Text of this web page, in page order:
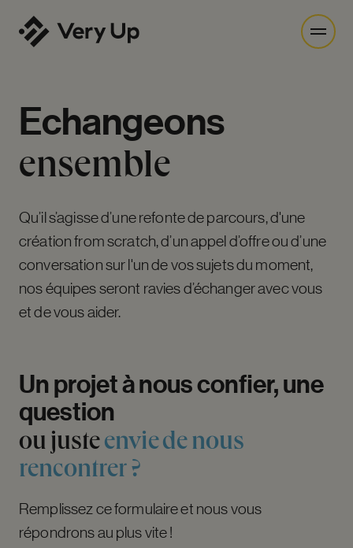
Echangeons
ensemble
Qu’il s’agisse d’une refonte de parcours, d'une
création from scratch, d’un appel d’offre ou d’une
conversation sur l'un de vos sujets du moment,
nos équipes seront ravies d’échanger avec vous
et de vous aider.
Unprojetànousconfier,une
question
ou justeenviedenous
rencontrer?
Remplissez ce formulaire et nous vous
répondrons au plus vite !